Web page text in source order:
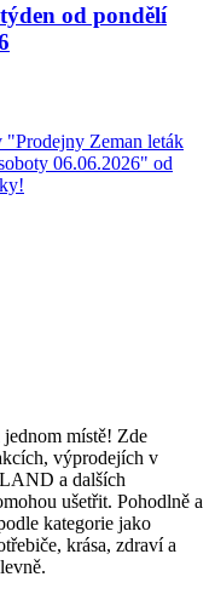
od pondělí
"Prodejny Zeman leták
06.06.2026" od
místě! Zde
výprodejích v
a dalších
ušetřit. Pohodlně a
kategorie jako
krása, zdraví a